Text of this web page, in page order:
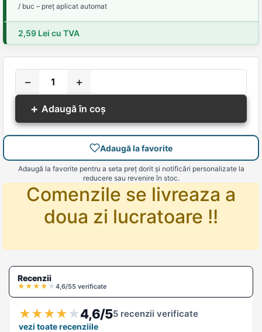
/ buc – preț aplicat automat
2,59 Lei cu TVA
−
+
+ Adaugă în coș
Adaugă la favorite
Adaugă la favorite pentru a seta preț dorit și notificări personalizate la
reducere sau revenire în stoc.
Comenzile se livreaza a
doua zi lucratoare !!
Recenzii
★ ★ ★ ★ ★4,6/55 verificate
★★★★ ★4,6/55 recenzii verificate
vezi toate recenziile